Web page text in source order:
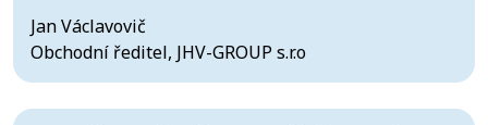
Jan Václavovič
Obchodní ředitel, JHV-GROUP s.r.o